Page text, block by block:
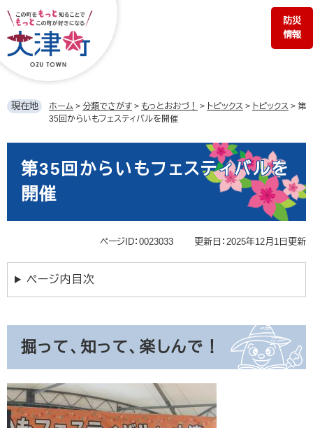
ジ
の
す。
ュ
ー
し
防災
情報
現在地 ホーム > 分類でさがす > もっとおおづ！ > トピックス > トピックス > 第
35回からいもフェスティバルを開催
第35回からいもフェスティバルを
開催
ページID：0023033 更新日：2025年12月1日更新
ページ内目次
掘って、知って、楽しんで！